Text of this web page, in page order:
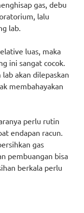
gas, debu
lalu
lab.
luas, maka
ini sangat cocok.
akan dilepaskan
membahayakan
perlu rutin
endapan racun.
gas
pembuangan bisa
berkala perlu